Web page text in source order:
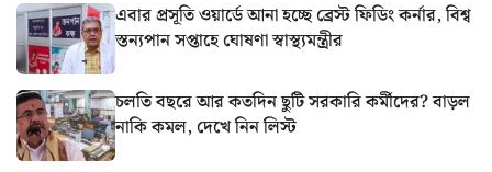
এবার প্রসূতি ওয়ার্ডে আনা হচ্ছে ব্রেস্ট ফিডিং কর্নার, বিশ্ব
স্তন্যপান সপ্তাহে ঘোষণা স্বাস্থ্যমন্ত্রীর
চলতি বছরে আর কতদিন ছুটি সরকারি কর্মীদের? বাড়ল
নাকি কমল, দেখে নিন লিস্ট